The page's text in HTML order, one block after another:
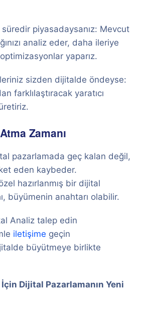
süredir piyasadaysanız: Mevcut
analiz eder, daha ileriye
yaparız.
sizden dijitalde öndeyse:
farklılaştıracak yaratıcı
Zamanı
pazarlamada geç kalan değil,
eden kaybeder.
hazırlanmış bir dijital
büyümenin anahtarı olabilir.
Analiz talep edin
iletişime geçin
büyütmeye birlikte
Dijital Pazarlamanın Yeni